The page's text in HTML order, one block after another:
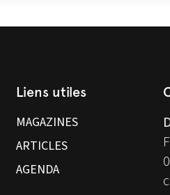
Liens utiles
MAGAZINES
ARTICLES
AGENDA